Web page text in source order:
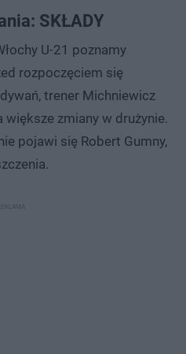
SKŁADY
U-21 poznamy
rozpoczęciem się
trener Michniewicz
większe zmiany w drużynie.
pojawi się Robert Gumny,